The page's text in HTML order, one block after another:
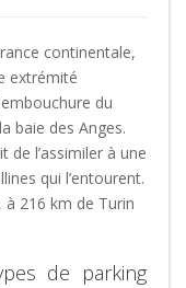
continentale,
extrémité
du
baie des Anges.
de l’assimiler à une
qui l’entourent.
216 km de Turin
de parking